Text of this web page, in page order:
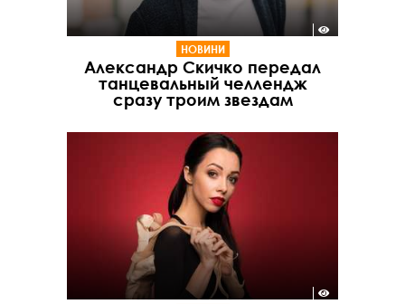
НОВИНИ
Александр Скичко передал
танцевальный челлендж
сразу троим звездам